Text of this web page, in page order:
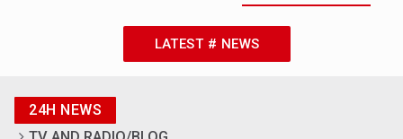
LATEST # NEWS
24H NEWS